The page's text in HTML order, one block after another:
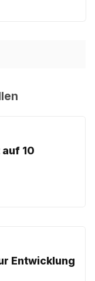
10
Entwicklung